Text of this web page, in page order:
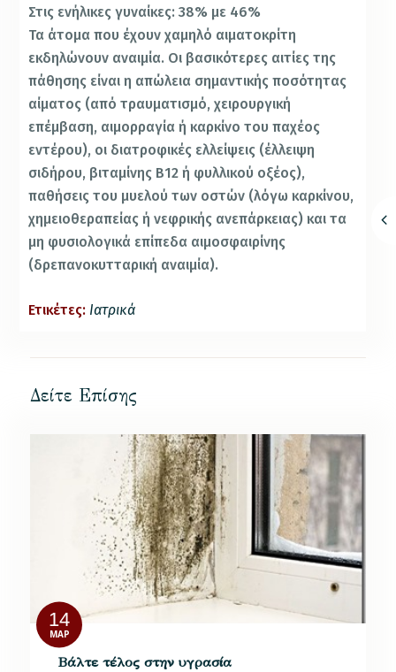
Στις ενήλικες γυναίκες: 38% με 46%
Τα άτομα που έχουν χαμηλό αιματοκρίτη
εκδηλώνουν αναιμία. Οι βασικότερες αιτίες της
πάθησης είναι η απώλεια σημαντικής ποσότητας
αίματος (από τραυματισμό, χειρουργική
επέμβαση, αιμορραγία ή καρκίνο του παχέος
εντέρου), οι διατροφικές ελλείψεις (έλλειψη
σιδήρου, βιταμίνης Β12 ή φυλλικού οξέος),
παθήσεις του μυελού των οστών (λόγω καρκίνου,
χημειοθεραπείας ή νεφρικής ανεπάρκειας) και τα
μη φυσιολογικά επίπεδα αιμοσφαιρίνης
(δρεπανοκυτταρική αναιμία).
Ετικέτες: Ιατρικά
Δείτε Επίσης
14
ΜΑΡ
Βάλτε τέλος στην υγρασία